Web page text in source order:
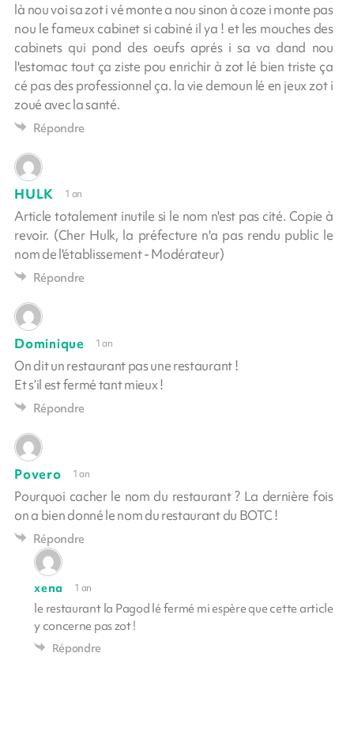
là nou voi sa zot i vé monte a nou sinon à coze i monte pas
nou le fameux cabinet si cabiné il ya ! et les mouches des
cabinets qui pond des oeufs aprés i sa va dand nou
l'estomac tout ça ziste pou enrichir à zot lé bien triste ça
cé pas des professionnel ça. la vie demoun lé en jeux zot i
zoué avec la santé.
Répondre
HULK 1 an
Article totalement inutile si le nom n'est pas cité. Copie à
revoir. (Cher Hulk, la préfecture n'a pas rendu public le
nom de l'établissement - Modérateur)
Répondre
Dominique 1 an
On dit un restaurant pas une restaurant !
Et s’il est fermé tant mieux !
Répondre
Povero 1 an
Pourquoi cacher le nom du restaurant ? La dernière fois
on a bien donné le nom du restaurant du BOTC !
Répondre
xena 1 an
le restaurant la Pagod lé fermé mi espère que cette article
y concerne pas zot !
Répondre